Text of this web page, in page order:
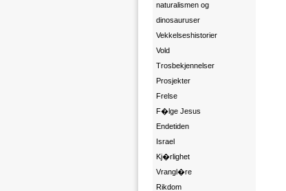
naturalismen og
dinosauruser
Vekkelseshistorier
Vold
Trosbekjennelser
Prosjekter
Frelse
F�lge Jesus
Endetiden
Israel
Kj�rlighet
Vrangl�re
Rikdom